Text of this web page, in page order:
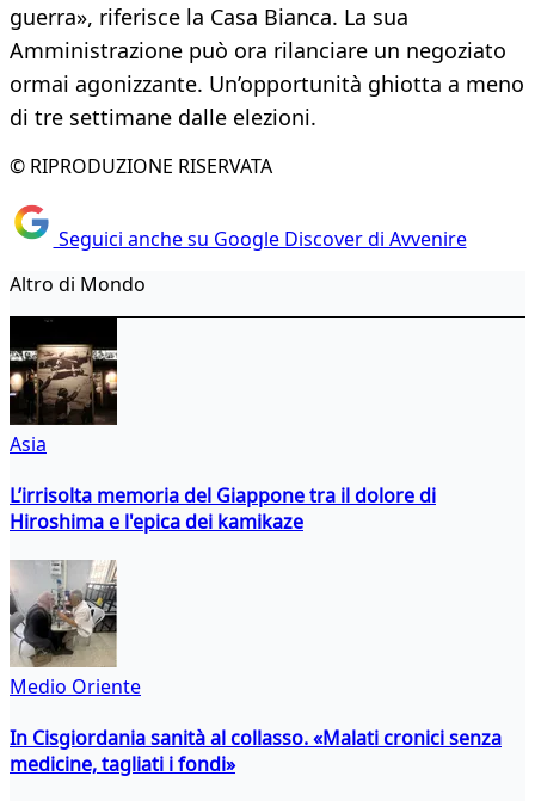
guerra», riferisce la Casa Bianca. La sua
Amministrazione può ora rilanciare un negoziato
ormai agonizzante. Un’opportunità ghiotta a meno
di tre settimane dalle elezioni.
© RIPRODUZIONE RISERVATA
Seguici anche su Google Discover di Avvenire
Altro di Mondo
Asia
L’irrisolta memoria del Giappone tra il dolore di
Hiroshima e l'epica dei kamikaze
Medio Oriente
In Cisgiordania sanità al collasso. «Malati cronici senza
medicine, tagliati i fondi»